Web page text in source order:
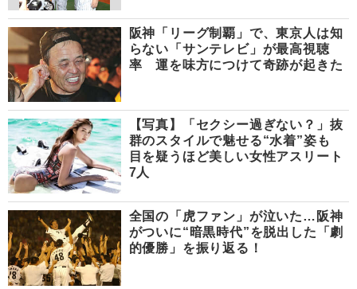
阪神「リーグ制覇」で、東京人は知
らない「サンテレビ」が最高視聴
率 運を味方につけて奇跡が起きた
【写真】「セクシー過ぎない？」抜
群のスタイルで魅せる“水着”姿も
目を疑うほど美しい女性アスリート
7人
全国の「虎ファン」が泣いた…阪神
がついに“暗黒時代”を脱出した「劇
的優勝」を振り返る！